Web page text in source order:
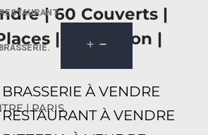
BRASSERIE À VENDRE
RESTAURANT À VENDRE
| 60 Couverts |
| Extraction |
| PARIS